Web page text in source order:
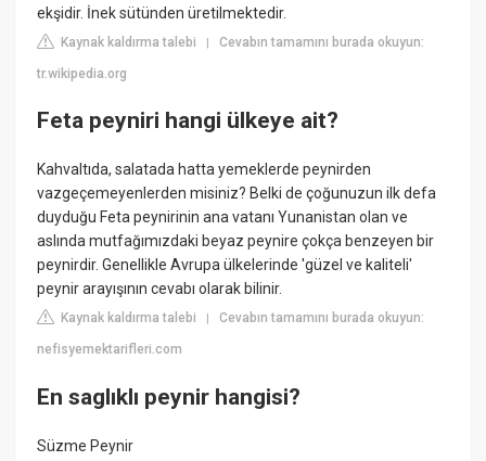
ekşidir. İnek sütünden üretilmektedir.
Kaynak kaldırma talebi |Cevabın tamamını burada okuyun:
tr.wikipedia.org
Feta peyniri hangi ülkeye ait?
Kahvaltıda, salatada hatta yemeklerde peynirden
vazgeçemeyenlerden misiniz? Belki de çoğunuzun ilk defa
duyduğu Feta peynirinin ana vatanı Yunanistan olan ve
aslında mutfağımızdaki beyaz peynire çokça benzeyen bir
peynirdir. Genellikle Avrupa ülkelerinde 'güzel ve kaliteli'
peynir arayışının cevabı olarak bilinir.
Kaynak kaldırma talebi |Cevabın tamamını burada okuyun:
nefisyemektarifleri.com
En saglıklı peynir hangisi?
Süzme Peynir